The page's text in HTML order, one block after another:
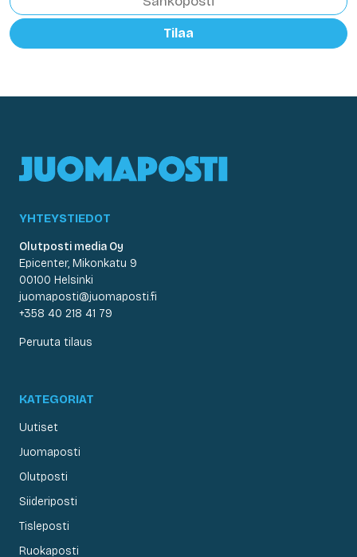
Tilaa
YHTEYSTIEDOT
Olutposti media Oy
Epicenter, Mikonkatu 9
00100 Helsinki
juomaposti@juomaposti.fi
+358 40 218 41 79
Peruuta tilaus
KATEGORIAT
Uutiset
Juomaposti
Olutposti
Siideriposti
Tisleposti
Ruokaposti